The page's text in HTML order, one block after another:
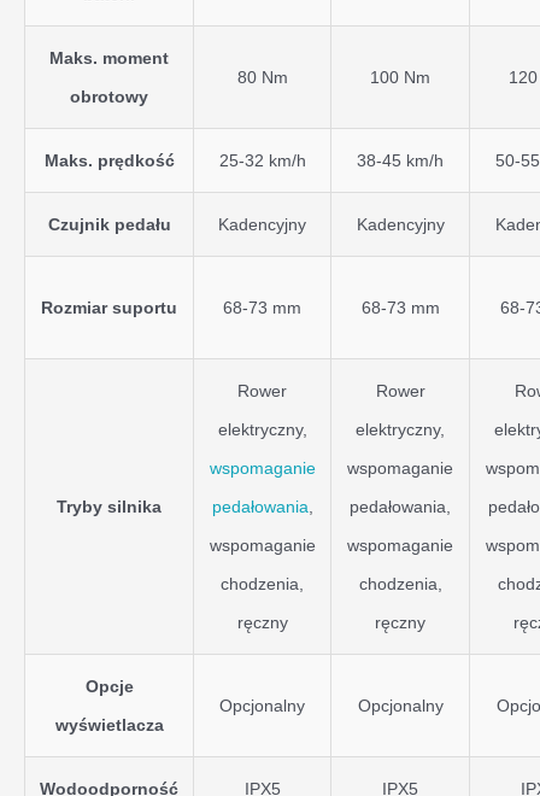
Maks. moment
obrotowy
80 Nm 100 Nm
Maks. prędkość 25-32 km/h 38-45 km/h 50-
Czujnik pedału Kadencyjny Kadencyjny
Rozmiar suportu 68-73 mm 68-73 mm 68-
Tryby silnika
Rower
elektryczny,
wspomaganie
pedałowania
wspomaganie
chodzenia,
ręczny
Rower
elektryczny,
wspomaganie
pedałowania,
wspomaganie
chodzenia,
ręczny
Opcje
wyświetlacza
Opcjonalny Opcjonalny
Wodoodporność IPX5 IPX5